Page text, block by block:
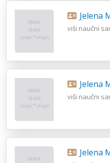
Jelena
viši naučni
Jelena
viši naučni
Jelena